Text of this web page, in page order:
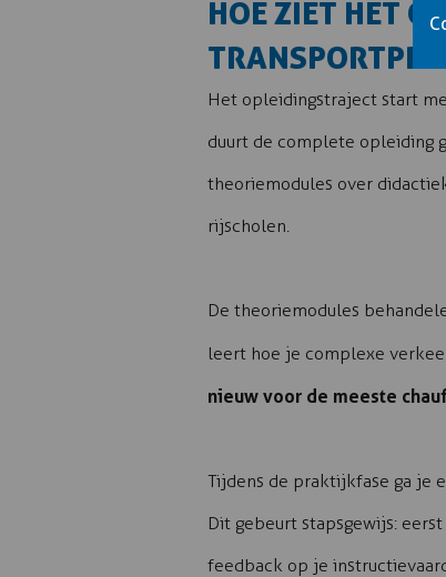
HOE ZIET HET
Het opleidingstraject start
duurt de complete opleiding
theoriemodules over
rijscholen.
De theoriemodules
leert hoe je complexe
nieuw voor de meeste
Tijdens de praktijkfase ga je
Dit gebeurt stapsgewijs:
feedback op je